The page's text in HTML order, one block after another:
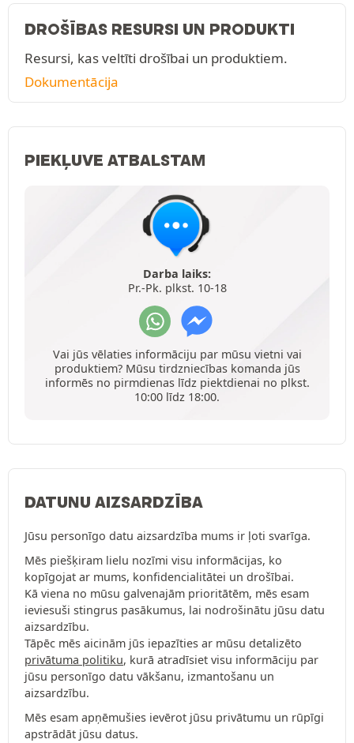
DROŠĪBAS RESURSI UN PRODUKTI
Resursi, kas veltīti drošībai un produktiem.
Dokumentācija
PIEKĻUVE ATBALSTAM
Darba laiks:
Pr.-Pk. plkst. 10-18
Vai jūs vēlaties informāciju par mūsu vietni vai
produktiem? Mūsu tirdzniecības komanda jūs
informēs no pirmdienas līdz piektdienai no plkst.
10:00 līdz 18:00.
DATUNU AIZSARDZĪBA
Jūsu personīgo datu aizsardzība mums ir ļoti svarīga.
Mēs piešķiram lielu nozīmi visu informācijas, ko
kopīgojat ar mums, konfidencialitātei un drošībai.
Kā viena no mūsu galvenajām prioritātēm, mēs esam
ieviesuši stingrus pasākumus, lai nodrošinātu jūsu datu
aizsardzību.
Tāpēc mēs aicinām jūs iepazīties ar mūsu detalizēto
privātuma politiku, kurā atradīsiet visu informāciju par
jūsu personīgo datu vākšanu, izmantošanu un
aizsardzību.
Mēs esam apņēmušies ievērot jūsu privātumu un rūpīgi
apstrādāt jūsu datus.